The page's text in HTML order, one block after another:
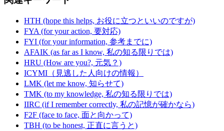
HTH (hope this helps, お役に立つといいのですが)
FYA (for your action, 要対応)
FYI (for your information, 参考までに)
AFAIK (as far as I know, 私の知る限りでは)
HRU (How are you?, 元気？)
ICYMI（見逃した人向けの情報）
LMK (let me know, 知らせて)
TMK (to my knowledge, 私の知る限りでは)
IIRC (if I remember correctly, 私の記憶が確かなら)
F2F (face to face, 面と向かって)
TBH (to be honest, 正直に言うと)